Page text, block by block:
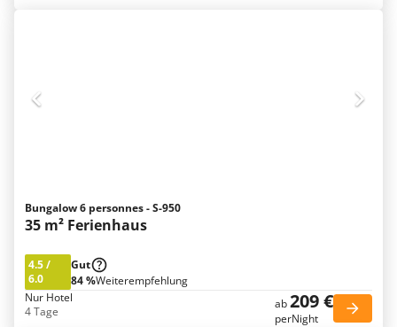
Bungalow 6 personnes - S-950
35 m² Ferienhaus
4.5/
6.0
Gut
84 %Weiterempfehlung
Nur Hotel
4 Tage
ab209 €
perNight